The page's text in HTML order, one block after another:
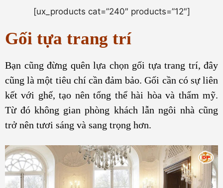
[ux_products cat=”240″ products=”12″]
Gối tựa trang trí
Bạn cũng đừng quên lựa chọn gối tựa trang trí, đây
cũng là một tiêu chí cần đảm bảo. Gối cần có sự liên
kết với ghế, tạo nên tổng thể hài hòa và thẩm mỹ.
Từ đó không gian phòng khách lẫn ngôi nhà cũng
trở nên tươi sáng và sang trọng hơn.